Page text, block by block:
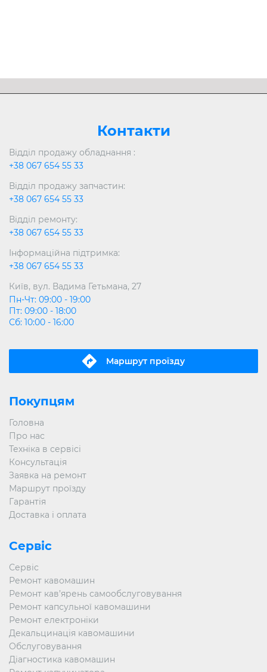
Контакти
Відділ продажу обладнання :
+38 067 654 55 33
Відділ продажу запчастин:
+38 067 654 55 33
Відділ ремонту:
+38 067 654 55 33
Інформаційна підтримка:
+38 067 654 55 33
Київ, вул. Вадима Гетьмана, 27
Пн-Чт: 09:00 - 19:00
Пт: 09:00 - 18:00
Сб: 10:00 - 16:00
Маршрут проїзду
Покупцям
Головна
Про нас
Техніка в сервісі
Консультація
Заявка на ремонт
Маршрут проїзду
Гарантія
Доставка і оплата
Сервіс
Сервіс
Ремонт кавомашин
Ремонт кав’ярень самообслуговування
Ремонт капсульної кавомашини
Ремонт електроніки
Декальцинація кавомашини
Обслуговування
Діагностика кавомашин